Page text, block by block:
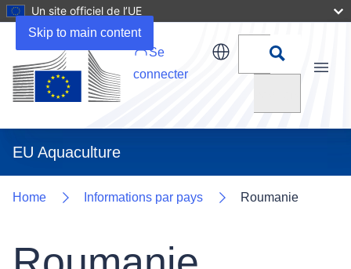
Skip to main content
Un site officiel de l’UE
Se
connecter
EU Aquaculture
Menu
Home Informations par pays Roumanie
Uploads